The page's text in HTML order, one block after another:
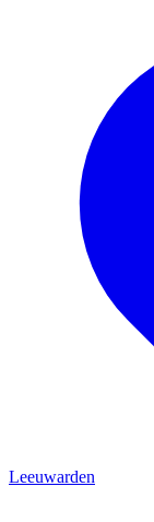
Leeuwarden